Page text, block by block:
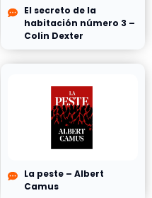
El secreto de la
habitación número 3 –
Colin Dexter
La peste – Albert
Camus